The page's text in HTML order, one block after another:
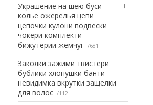
Украшение на шею буси
колье ожерелья цепи
цепочки кулони подвески
чокери комплекти
бижутерии жемчуг
681
Заколки зажими твистери
бублики хлопушки банти
невидимка вкрутки защелки
для волос
112